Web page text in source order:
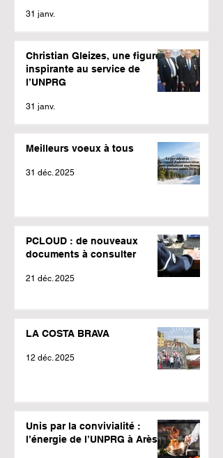
31 janv.
Christian Gleizes, une figure
inspirante au service de
l’UNPRG
31 janv.
Meilleurs voeux à tous
31 déc. 2025
PCLOUD : de nouveaux
documents à consulter
21 déc. 2025
LA COSTA BRAVA
12 déc. 2025
Unis par la convivialité :
l’énergie de l’UNPRG à Arès !